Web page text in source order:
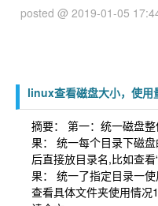
posted @ 2019-01-05
linux查看磁盘大小，使用
摘要： 第一：统一磁盘
果： 统一每个目录下磁
后直接放目录名,比如查
果： 统一了指定目录一
查看具体文件夹使用情况